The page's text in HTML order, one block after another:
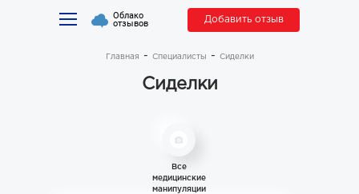
Облако
отзывов Добавить отзыв
Главная Специалисты Сиделки
Сиделки
Все
медицинские
манипуляции